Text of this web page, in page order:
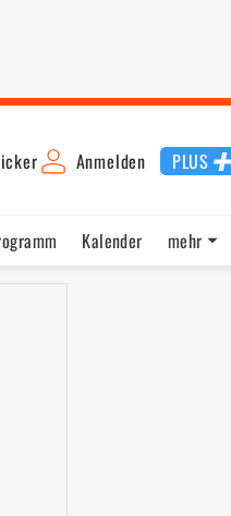
Anmelden PLUS
Kalender
mehr